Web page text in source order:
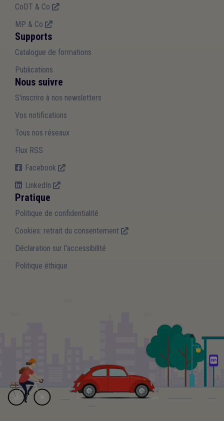
CoDT & Co
MP & Co
Supports
Catalogue de formations
Publications
Nous suivre
S'inscrire à nos newsletters
Vos notifications
Tous nos réseaux
Flux RSS
Facebook
LinkedIn
Pratique
Politique de confidentialité
Cookies: retrait du consentement
Déclaration sur l'accessibilité
Politique éthique